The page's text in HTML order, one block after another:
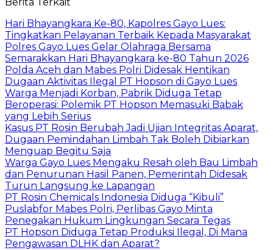
Hari Bhayangkara Ke-80, Kapolres Gayo Lues:
Tingkatkan Pelayanan Terbaik Kepada Masyarakat
Polres Gayo Lues Gelar Olahraga Bersama
Semarakkan Hari Bhayangkara ke-80 Tahun 2026
Polda Aceh dan Mabes Polri Didesak Hentikan
Dugaan Aktivitas Ilegal PT Hopson di Gayo Lues
Warga Menjadi Korban, Pabrik Diduga Tetap
Beroperasi: Polemik PT Hopson Memasuki Babak
yang Lebih Serius
Kasus PT Rosin Berubah Jadi Ujian Integritas Aparat,
Dugaan Pemindahan Limbah Tak Boleh Dibiarkan
Menguap Begitu Saja
Warga Gayo Lues Mengaku Resah oleh Bau Limbah
dan Penurunan Hasil Panen, Pemerintah Didesak
Turun Langsung ke Lapangan
PT Rosin Chemicals Indonesia Diduga “Kibuli”
Puslabfor Mabes Polri, Perlibas Gayo Minta
Penegakan Hukum Lingkungan Secara Tegas
PT Hopson Diduga Tetap Produksi Ilegal, Di Mana
Pengawasan DLHK dan Aparat?